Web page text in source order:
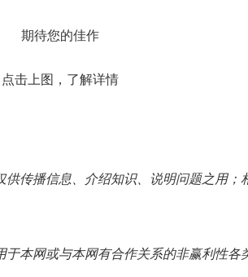
期待您的佳作
点击上图，了解详情
传播信息、介绍知识、说明问题之用；
本网或与本网有合作关系的非赢利性各